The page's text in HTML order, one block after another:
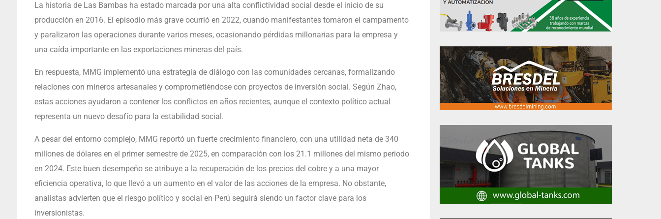
La historia de Las Bambas ha estado marcada por una alta conflictividad social desde el inicio de su
producción en 2016. El episodio más grave ocurrió en 2022, cuando manifestantes tomaron el campamento
y paralizaron las operaciones durante varios meses, ocasionando pérdidas millonarias para la empresa y
una caída importante en las exportaciones mineras del país.
En respuesta, MMG implementó una estrategia de diálogo con las comunidades cercanas, formalizando
relaciones con mineros artesanales y comprometiéndose con proyectos de inversión social. Según Zhao,
estas acciones ayudaron a contener los conflictos en años recientes, aunque el contexto político actual
representa un nuevo desafío para la estabilidad social.
A pesar del entorno complejo, MMG reportó un fuerte crecimiento financiero, con una utilidad neta de 340
millones de dólares en el primer semestre de 2025, en comparación con los 21.1 millones del mismo periodo
en 2024. Este buen desempeño se atribuye a la recuperación de los precios del cobre y a una mayor
eficiencia operativa, lo que llevó a un aumento en el valor de las acciones de la empresa. No obstante,
analistas advierten que el riesgo político y social en Perú seguirá siendo un factor clave para los
inversionistas.